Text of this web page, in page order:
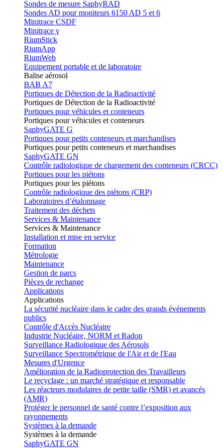
Sondes de mesure SaphyRAD
Sondes AD pour moniteurs 6150 AD 5 et 6
Minitrace CSDF
Minitrace γ
RiumStick
RiumApp
RiumWeb
Equipement portable et de laboratoire
Balise aérosol
BAB A7
Portiques de Détection de la Radioactivité
Portiques de Détection de la Radioactivité
Portiques pour véhicules et conteneurs
Portiques pour véhicules et conteneurs
SaphyGATE G
Portiques pour petits conteneurs et marchandises
Portiques pour petits conteneurs et marchandises
SaphyGATE GN
Contrôle radiologique de chargement des conteneurs (CRCC)
Portiques pour les piétons
Portiques pour les piétons
Contrôle radiologique des piétons (CRP)
Laboratoires d’étalonnage
Traitement des déchets
Services & Maintenance
Services & Maintenance
Installation et mise en service
Formation
Métrologie
Maintenance
Gestion de parcs
Pièces de rechange
Applications
Applications
La sécurité nucléaire dans le cadre des grands événements
publics
Contrôle d'Accès Nucléaire
Industrie Nucléaire, NORM et Radon
Surveillance Radiologique des Aérosols
Surveillance Spectrométrique de l'Air et de l'Eau
Mesures d'Urgence
Amélioration de la Radioprotection des Travailleurs
Le recyclage : un marché stratégique et responsable
Les réacteurs modulaires de petite taille (SMR) et avancés
(AMR)
Protéger le personnel de santé contre l’exposition aux
rayonnements
Systèmes à la demande
Systèmes à la demande
SaphyGATE GN